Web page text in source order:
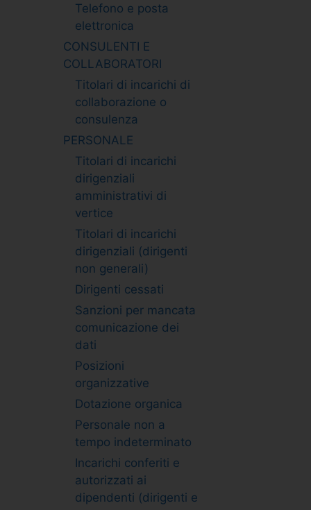
Telefono e posta
elettronica
CONSULENTI E
COLLABORATORI
Titolari di incarichi di
collaborazione o
consulenza
PERSONALE
Titolari di incarichi
dirigenziali
amministrativi di
vertice
Titolari di incarichi
dirigenziali (dirigenti
non generali)
Dirigenti cessati
Sanzioni per mancata
comunicazione dei
dati
Posizioni
organizzative
Dotazione organica
Personale non a
tempo indeterminato
Incarichi conferiti e
autorizzati ai
dipendenti (dirigenti e